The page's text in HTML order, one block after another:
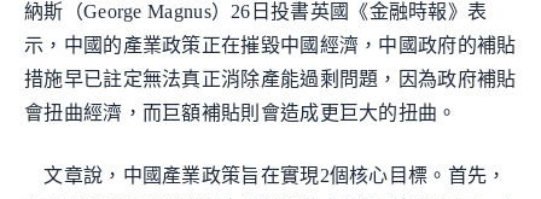
納斯（George Magnus）26日投書英國《金融時報》表
示，中國的產業政策正在摧毀中國經濟，中國政府的補貼
措施早已註定無法真正消除產能過剩問題，因為政府補貼
會扭曲經濟，而巨額補貼則會造成更巨大的扭曲。
文章說，中國產業政策旨在實現2個核心目標。首先，